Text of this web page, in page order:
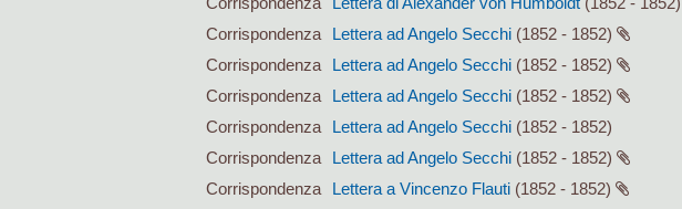
Corrispondenza
Lettera ad Angelo Secchi (1852 - 1852)
Corrispondenza
Lettera ad Angelo Secchi (1852 - 1852)
Corrispondenza
Lettera ad Angelo Secchi (1852 - 1852)
Corrispondenza
Lettera ad Angelo Secchi (1852 - 1852)
Corrispondenza
Lettera ad Angelo Secchi (1852 - 1852)
Corrispondenza
Lettera a Vincenzo Flauti (1852 - 1852)